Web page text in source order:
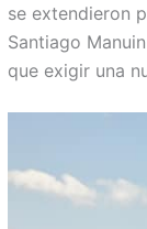
se extendieron
Santiago
que exigir una